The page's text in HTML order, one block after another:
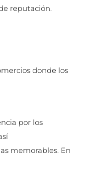
reputación.
donde los
por los
memorables. En